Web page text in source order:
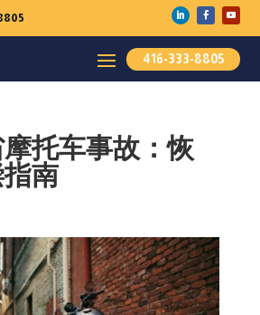
416-333-8805
托车事故：恢
南